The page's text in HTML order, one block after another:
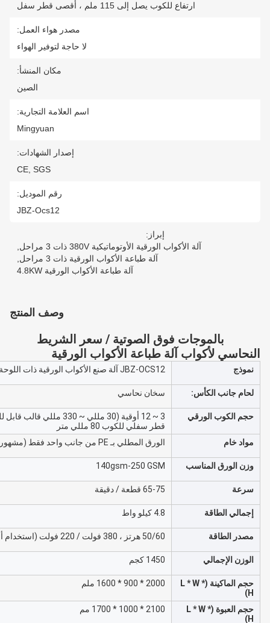
ارتفاع للكوب يصل إلى 115 ملم ، أقصى قطر سفل
مصدر هواء العمل:
لا حاجة لتوفير الهواء
مكان المنشأ:
الصين
اسم العلامة التجارية:
Mingyuan
إصدار الشهادات:
CE, SGS
رقم الموديل:
JBZ-Ocs12
إبراز:
آلة الأكواب الورقية الأوتوماتيكية 380V ذات 3 مراحل
آلة طباعة الأكواب الورقية ذات 3 مراحل
آلة طباعة الأكواب الورقية 4.8KW
وصف المنتج
بالموجات فوق الصوتية / سعر الشريط
النحاسي لأكواب آلة طباعة الأكواب الورقية
نموذج JBZ-OCS12 آلة صنع الأكواب الورقية ذات اللوحة الواحدة بسرعة متوسطة
لحام جانب الكأس: سخان نحاسي
حجم الكوب الورقي
قطر سفلي للكوب 80 مللي متر
مواد خام
الورق المطلي بـ PE من جانب واحد فقط (مشهور لأكواب المشروبات الساخنة)
وزن الورق المناسب 140gsm-250 GSM
سرعة 65-75 قطعة / دقيقة
إجمالي الطاقة 4.8 كيلو واط
مصدر الطاقة 50/60 هرتز ، 380 فولت / 220 فولت (استخدام أفضل 380 فولت ، 3 مراحل) أو متطلبات طاقة خاصة.
الوزن الإجمالي 1450 كجم
حجم الماكينة (L * W *
H)
2000 * 900 * 1600 ملم
حجم العبوة (L * W *
H)
2100 * 1000 * 1700 مم